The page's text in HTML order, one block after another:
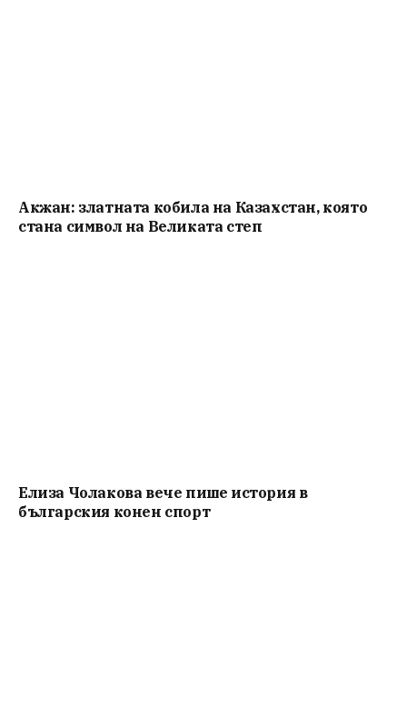
Акжан: златната кобила на Казахстан, която
стана символ на Великата степ
Елиза Чолакова вече пише история в
българския конен спорт